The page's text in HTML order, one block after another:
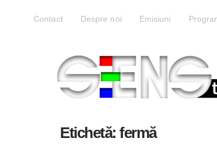
Contact Despre noi Emisiuni
Etichetă: fermă